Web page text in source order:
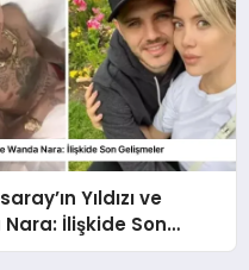
Yıldızı ve
İlişkide Son